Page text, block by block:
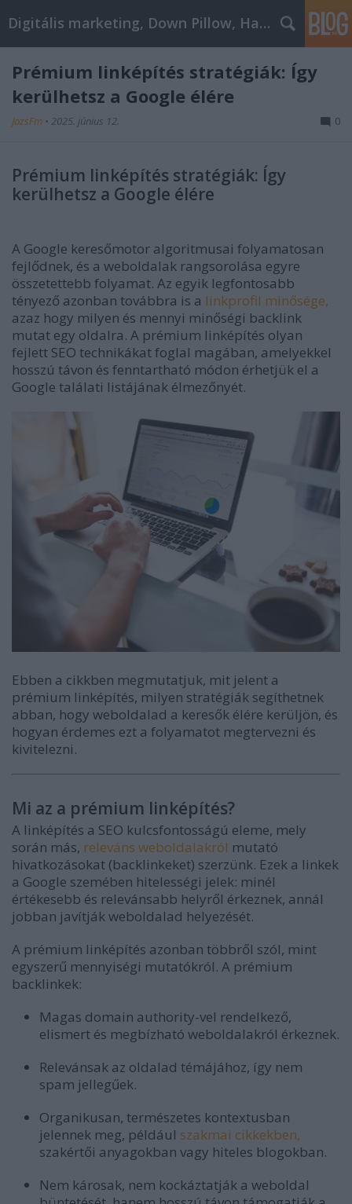
Digitális marketing, Down Pillow, Használtautó
Prémium linképítés stratégiák: Így
kerülhetsz a Google élére
JozsFm • 2025. június 12. 0
Prémium linképítés stratégiák: Így
kerülhetsz a Google élére
A Google keresőmotor algoritmusai folyamatosan
fejlődnek, és a weboldalak rangsorolása egyre
összetettebb folyamat. Az egyik legfontosabb
tényező azonban továbbra is a linkprofil minősége,
azaz hogy milyen és mennyi minőségi backlink
mutat egy oldalra. A prémium linképítés olyan
fejlett SEO technikákat foglal magában, amelyekkel
hosszú távon és fenntartható módon érhetjük el a
Google találati listájának élmezőnyét.
Ebben a cikkben megmutatjuk, mit jelent a
prémium linképítés, milyen stratégiák segíthetnek
abban, hogy weboldalad a keresők élére kerüljön, és
hogyan érdemes ezt a folyamatot megtervezni és
kivitelezni.
Mi az a prémium linképítés?
A linképítés a SEO kulcsfontosságú eleme, mely
során más, releváns weboldalakról mutató
hivatkozásokat (backlinkeket) szerzünk. Ezek a linkek
a Google szemében hitelességi jelek: minél
értékesebb és relevánsabb helyről érkeznek, annál
jobban javítják weboldalad helyezését.
A prémium linképítés azonban többről szól, mint
egyszerű mennyiségi mutatókról. A prémium
backlinkek:
Magas domain authority-vel rendelkező,
elismert és megbízható weboldalakról érkeznek.
Relevánsak az oldalad témájához, így nem
spam jellegűek.
Organikusan, természetes kontextusban
jelennek meg, például szakmai cikkekben,
szakértői anyagokban vagy hiteles blogokban.
Nem károsak, nem kockáztatják a weboldal